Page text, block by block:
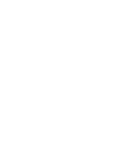
zkoušky je testována a